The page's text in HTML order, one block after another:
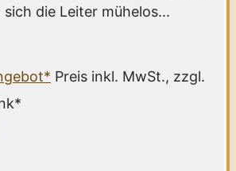
sich die Leiter mühelos...
Preis inkl. MwSt., zzgl.